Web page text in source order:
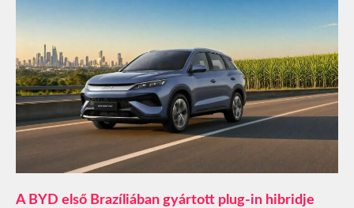
A BYD első Brazíliában gyártott plug-in hibridje